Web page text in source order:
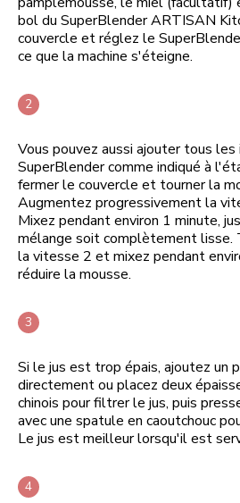
bol du SuperBlender ARTISAN
couvercle et réglez le
ce que la machine s'éteigne.
Vous pouvez aussi ajouter tous
SuperBlender comme indiqué à
fermer le couvercle et tourner la
Augmentez progressivement la
Mixez pendant environ 1 minute,
mélange soit complètement lisse.
la vitesse 2 et mixez pendant
réduire la mousse.
Si le jus est trop épais, ajoutez un
directement ou placez deux
chinois pour filtrer le jus, puis
avec une spatule en caoutchouc
Le jus est meilleur lorsqu'il est